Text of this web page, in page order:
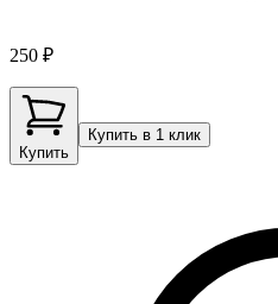
250 ₽
Купить
Купить в 1 клик